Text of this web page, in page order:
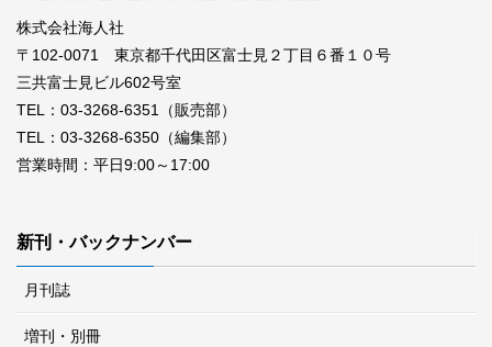
株式会社海人社
〒102-0071 東京都千代田区富士見２丁目６番１０号
三共富士見ビル602号室
TEL：03-3268-6351（販売部）
TEL：03-3268-6350（編集部）
営業時間：平日9:00～17:00
新刊・バックナンバー
月刊誌
増刊・別冊